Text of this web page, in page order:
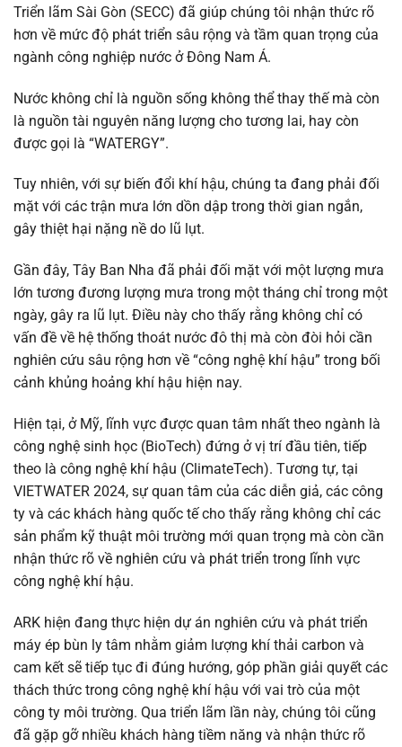
Triển lãm Sài Gòn (SECC) đã giúp chúng tôi nhận thức rõ
hơn về mức độ phát triển sâu rộng và tầm quan trọng của
ngành công nghiệp nước ở Đông Nam Á.
Nước không chỉ là nguồn sống không thể thay thế mà còn
là nguồn tài nguyên năng lượng cho tương lai, hay còn
được gọi là “WATERGY”.
Tuy nhiên, với sự biến đổi khí hậu, chúng ta đang phải đối
mặt với các trận mưa lớn dồn dập trong thời gian ngắn,
gây thiệt hại nặng nề do lũ lụt.
Gần đây, Tây Ban Nha đã phải đối mặt với một lượng mưa
lớn tương đương lượng mưa trong một tháng chỉ trong một
ngày, gây ra lũ lụt. Điều này cho thấy rằng không chỉ có
vấn đề về hệ thống thoát nước đô thị mà còn đòi hỏi cần
nghiên cứu sâu rộng hơn về “công nghệ khí hậu” trong bối
cảnh khủng hoảng khí hậu hiện nay.
Hiện tại, ở Mỹ, lĩnh vực được quan tâm nhất theo ngành là
công nghệ sinh học (BioTech) đứng ở vị trí đầu tiên, tiếp
theo là công nghệ khí hậu (ClimateTech). Tương tự, tại
VIETWATER 2024, sự quan tâm của các diễn giả, các công
ty và các khách hàng quốc tế cho thấy rằng không chỉ các
sản phẩm kỹ thuật môi trường mới quan trọng mà còn cần
nhận thức rõ về nghiên cứu và phát triển trong lĩnh vực
công nghệ khí hậu.
ARK hiện đang thực hiện dự án nghiên cứu và phát triển
máy ép bùn ly tâm nhằm giảm lượng khí thải carbon và
cam kết sẽ tiếp tục đi đúng hướng, góp phần giải quyết các
thách thức trong công nghệ khí hậu với vai trò của một
công ty môi trường. Qua triển lãm lần này, chúng tôi cũng
đã gặp gỡ nhiều khách hàng tiềm năng và nhận thức rõ